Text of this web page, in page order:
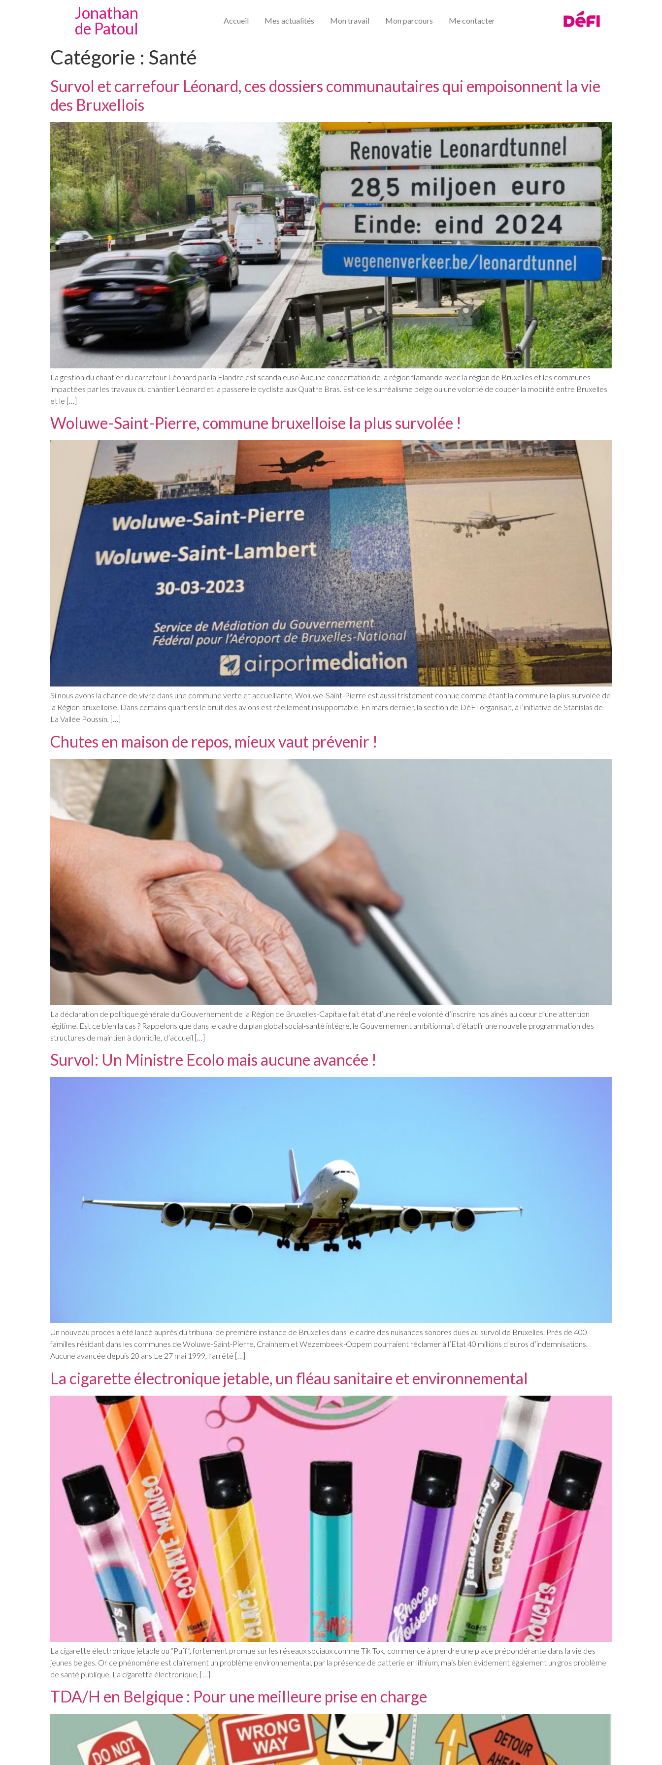
Jonathan
de Patoul
Accueil Mes actualités Mon travail Mon parcours Me contacter
Catégorie : Santé
Survol et carrefour Léonard, ces dossiers communautaires qui empoisonnent la vie
des Bruxellois
La gestion du chantier du carrefour Léonard par la Flandre est scandaleuse Aucune concertation de la région flamande avec la région de Bruxelles et les communes
impactées par les travaux du chantier Léonard et la passerelle cycliste aux Quatre Bras. Est-ce le surréalisme belge ou une volonté de couper la mobilité entre Bruxelles
et le […]
Woluwe-Saint-Pierre, commune bruxelloise la plus survolée !
Si nous avons la chance de vivre dans une commune verte et accueillante, Woluwe-Saint-Pierre est aussi tristement connue comme étant la commune la plus survolée de
la Région bruxelloise. Dans certains quartiers le bruit des avions est réellement insupportable. En mars dernier, la section de DéFI organisait, à l’initiative de Stanislas de
La Vallée Poussin, […]
Chutes en maison de repos, mieux vaut prévenir !
La déclaration de politique générale du Gouvernement de la Région de Bruxelles-Capitale fait état d’une réelle volonté d’inscrire nos aînés au cœur d’une attention
légitime. Est ce bien la cas ? Rappelons que dans le cadre du plan global social-santé intégré, le Gouvernement ambitionnait d’établir une nouvelle programmation des
structures de maintien à domicile, d’accueil […]
Survol: Un Ministre Ecolo mais aucune avancée !
Un nouveau procès a été lancé auprès du tribunal de première instance de Bruxelles dans le cadre des nuisances sonores dues au survol de Bruxelles. Près de 400
familles résidant dans les communes de Woluwe-Saint-Pierre, Crainhem et Wezembeek-Oppem pourraient réclamer à l’Etat 40 millions d’euros d’indemnisations.
Aucune avancée depuis 20 ans Le 27 mai 1999, l’arrêté […]
La cigarette électronique jetable, un fléau sanitaire et environnemental
La cigarette électronique jetable ou “Puff”, fortement promue sur les réseaux sociaux comme Tik Tok, commence à prendre une place prépondérante dans la vie des
jeunes belges. Or ce phénomène est clairement un problème environnemental, par la présence de batterie en lithium, mais bien évidement également un gros problème
de santé publique. La cigarette électronique, […]
TDA/H en Belgique : Pour une meilleure prise en charge